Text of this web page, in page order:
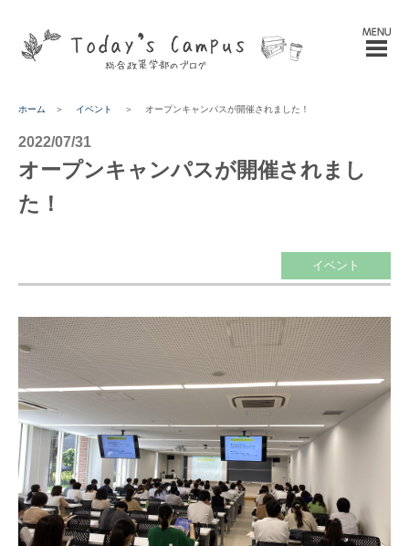
ホーム ＞ イベント ＞ オープンキャンパスが開催されました！
2022/07/31
オープンキャンパスが開催されまし
た！
イベント